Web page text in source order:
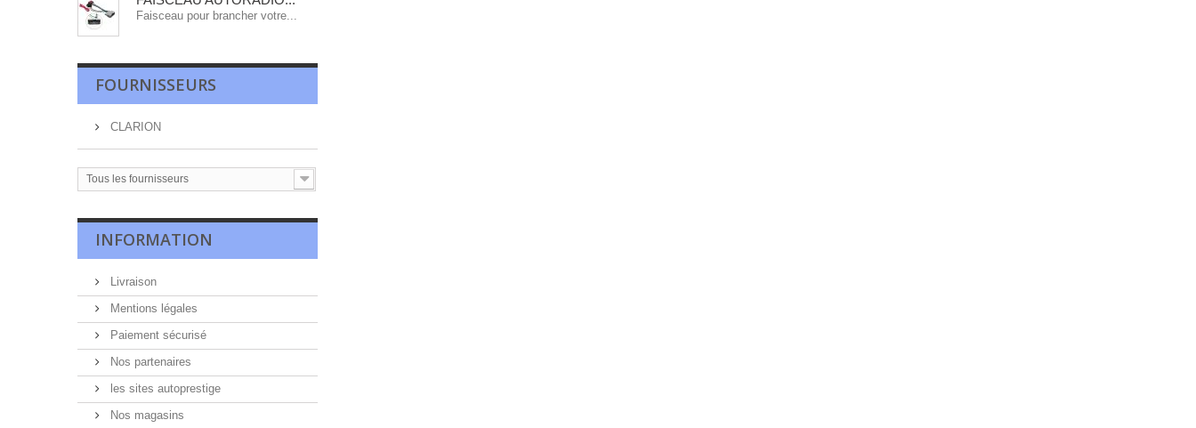
Faisceau pour brancher votre...
FOURNISSEURS
CLARION
Tous les fournisseurs
INFORMATION
Livraison
Mentions légales
Paiement sécurisé
Nos partenaires
les sites autoprestige
Nos magasins